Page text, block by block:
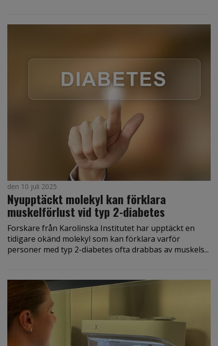
den 10 juli 2025
Nyupptäckt molekyl kan förklara
muskelförlust vid typ 2-diabetes
Forskare från Karolinska Institutet har upptäckt en
tidigare okänd molekyl som kan förklara varför
personer med typ 2-diabetes ofta drabbas av muskels...